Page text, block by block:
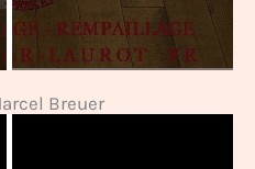
Breuer